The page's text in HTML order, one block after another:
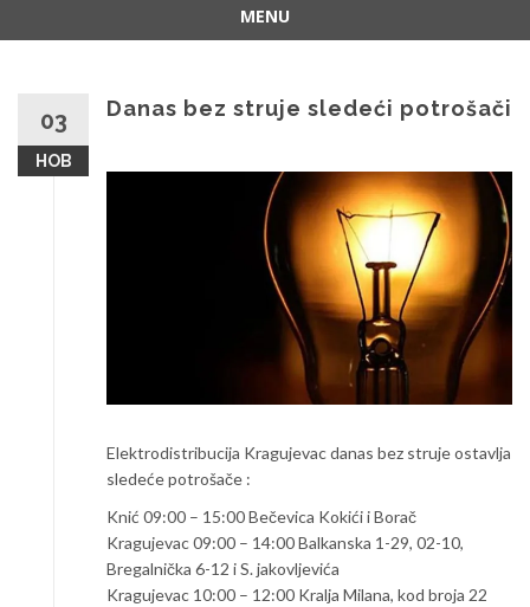
MENU
03
НОВ
Danas bez struje sledeći potrošači
Elektrodistribucija Kragujevac danas bez struje ostavlja
sledeće potrošače :
Knić 09:00 – 15:00 Bečevica Kokići i Borač
Kragujevac 09:00 – 14:00 Balkanska 1-29, 02-10,
Bregalnička 6-12 i S. jakovljevića
Kragujevac 10:00 – 12:00 Kralja Milana, kod broja 22